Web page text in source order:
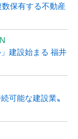
保有する不動産
建設始まる 福井
可能な建設業〟